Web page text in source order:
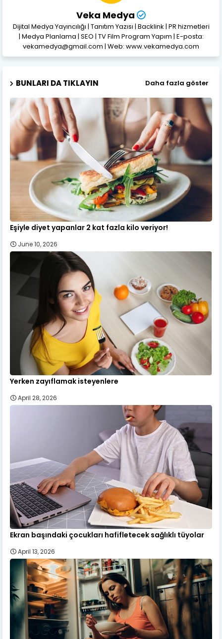
Veka Medya
Dijital Medya Yayıncılığı | Tanıtım Yazısı | Backlink | PR hizmetleri
| Medya Planlama | SEO | TV Film Program Yapım | E-posta:
vekamedya@gmail.com | Web: www.vekamedya.com
BUNLARI DA TIKLAYIN Daha fazla göster
Eşiyle diyet yapanlar 2 kat fazla kilo veriyor!
June 10, 2026
Yerken zayıflamak isteyenlere
April 28, 2026
Ekran başındaki çocukları hafifletecek sağlıklı tüyolar
April 13, 2026